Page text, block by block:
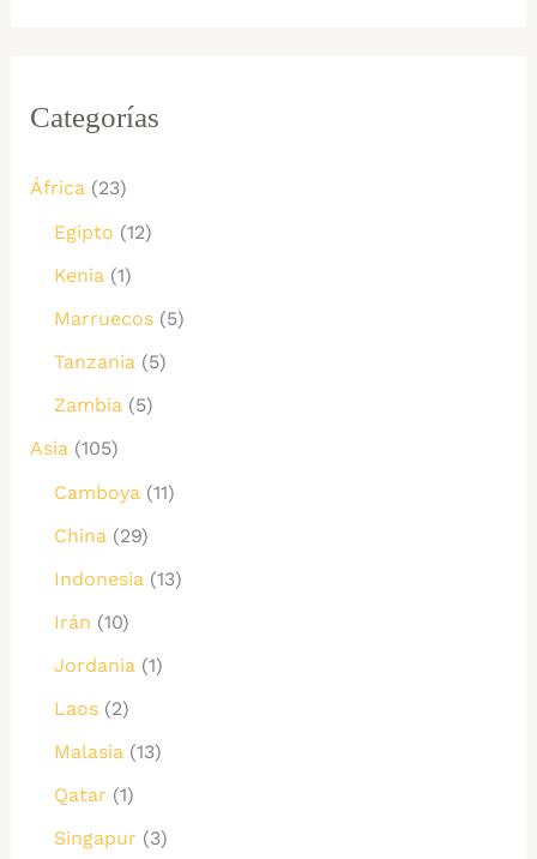
Categorías
África (23)
Egipto (12)
Kenia (1)
Marruecos(5)
Tanzania (5)
Zambia (5)
Asia (105)
Camboya (11)
China (29)
Indonesia (13)
Irán (10)
Jordania (1)
Laos(2)
Malasia (13)
Qatar (1)
Singapur (3)